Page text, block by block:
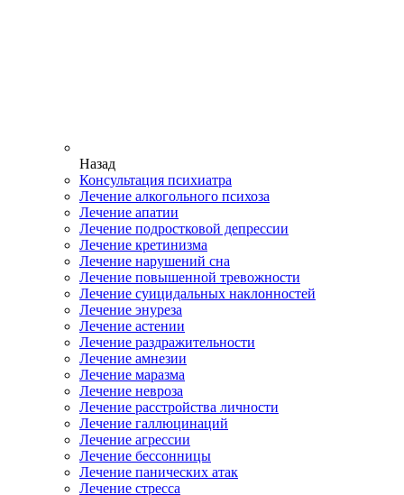
Назад
Консультация психиатра
Лечение алкогольного психоза
Лечение апатии
Лечение подростковой депрессии
Лечение кретинизма
Лечение нарушений сна
Лечение повышенной тревожности
Лечение суицидальных наклонностей
Лечение энуреза
Лечение астении
Лечение раздражительности
Лечение амнезии
Лечение маразма
Лечение невроза
Лечение расстройства личности
Лечение галлюцинаций
Лечение агрессии
Лечение бессонницы
Лечение панических атак
Лечение стресса